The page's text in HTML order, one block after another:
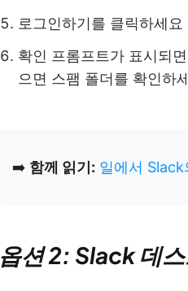
로그인하기를 클릭하세요
확인 프롬프트가 표시되
으면 스팸 폴더를 확인하
➡️ 함께 읽기: 일에서 Slack
옵션 2: Slack 데